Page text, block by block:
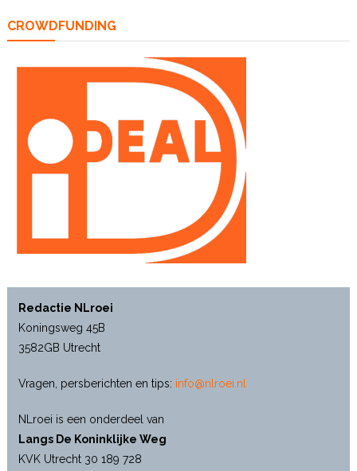
CROWDFUNDING
Redactie NLroei
Koningsweg 45B
3582GB Utrecht
Vragen, persberichten en tips: info@nlroei.nl
NLroei is een onderdeel van
Langs De Koninklijke Weg
KVK Utrecht 30 189 728